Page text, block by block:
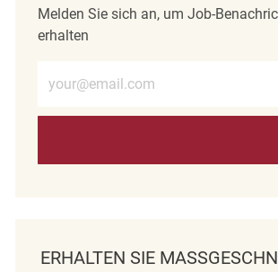
Melden Sie sich an, um Job-
erhalten
ERHALTEN SIE